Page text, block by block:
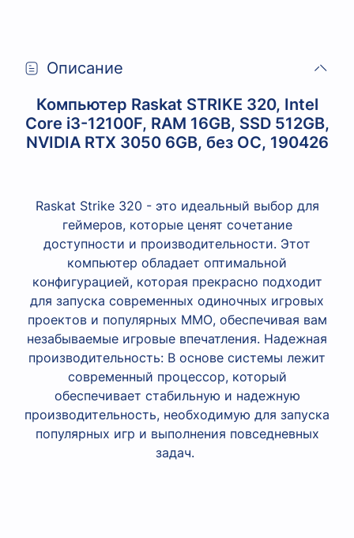
Описание
Компьютер Raskat STRIKE 320, Intel
Core i3-12100F, RAM 16GB, SSD 512GB,
NVIDIA RTX 3050 6GB, без ОС, 190426
Raskat Strike 320 - это идеальный выбор для
геймеров, которые ценят сочетание
доступности и производительности. Этот
компьютер обладает оптимальной
конфигурацией, которая прекрасно подходит
для запуска современных одиночных игровых
проектов и популярных ММО, обеспечивая вам
незабываемые игровые впечатления. Надежная
производительность: В основе системы лежит
современный процессор, который
обеспечивает стабильную и надежную
производительность, необходимую для запуска
популярных игр и выполнения повседневных
задач.